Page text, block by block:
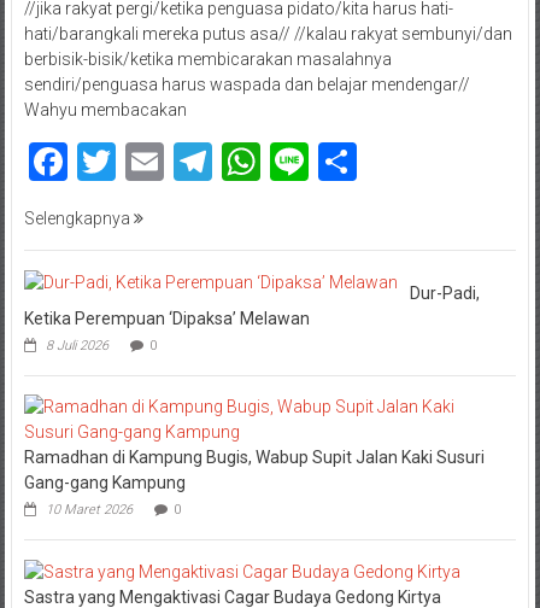
//jika rakyat pergi/ketika penguasa pidato/kita harus hati-
hati/barangkali mereka putus asa// //kalau rakyat sembunyi/dan
berbisik-bisik/ketika membicarakan masalahnya
sendiri/penguasa harus waspada dan belajar mendengar//
Wahyu membacakan
Facebook
Twitter
EmailTelegram
WhatsApp
LineShare
Selengkapnya
Dur-Padi,
Ketika Perempuan ‘Dipaksa’ Melawan
8 Juli 2026 0
Ramadhan di Kampung Bugis, Wabup Supit Jalan Kaki Susuri
Gang-gang Kampung
10 Maret 2026 0
Sastra yang Mengaktivasi Cagar Budaya Gedong Kirtya